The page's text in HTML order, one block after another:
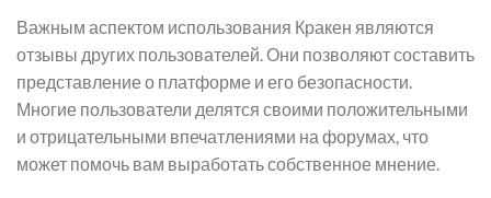
Важным аспектом использования Кракен являются
отзывы других пользователей. Они позволяют составить
представление о платформе и его безопасности.
Многие пользователи делятся своими положительными
и отрицательными впечатлениями на форумах, что
может помочь вам выработать собственное мнение.